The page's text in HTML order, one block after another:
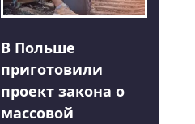
В Польше
приготовили
проект закона о
массовой